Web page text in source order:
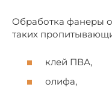
Обработка фанеры
таких
клей ПВА,
олифа,